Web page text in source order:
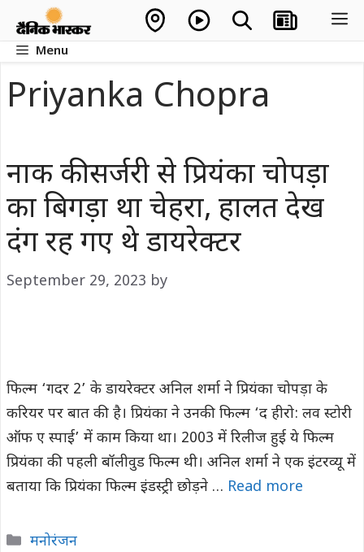
contentMenu
Priyanka Chopra
नाक की सर्जरी से प्रियंका चोपड़ा
का बिगड़ा था चेहरा, हालत देख
दंग रह गए थे डायरेक्टर
September 29, 2023 by
फिल्म ‘गदर 2’ के डायरेक्टर अनिल शर्मा ने प्रियंका चोपड़ा के
करियर पर बात की है। प्रियंका ने उनकी फिल्म ‘द हीरो: लव स्टोरी
ऑफ ए स्पाई’ में काम किया था। 2003 में रिलीज हुई ये फिल्म
प्रियंका की पहली बॉलीवुड फिल्म थी। अनिल शर्मा ने एक इंटरव्यू में
बताया कि प्रियंका फिल्म इंडस्ट्री छोड़ने … Read more
Categories
मनोरंजन